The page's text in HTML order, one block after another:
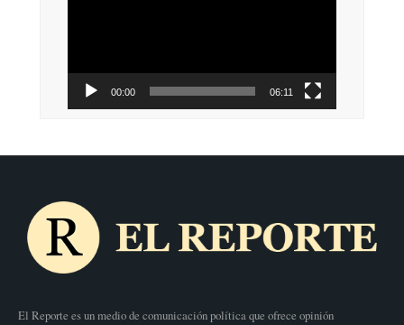
00:00 06:11
El Reporte es un medio de comunicación política que ofrece opinión